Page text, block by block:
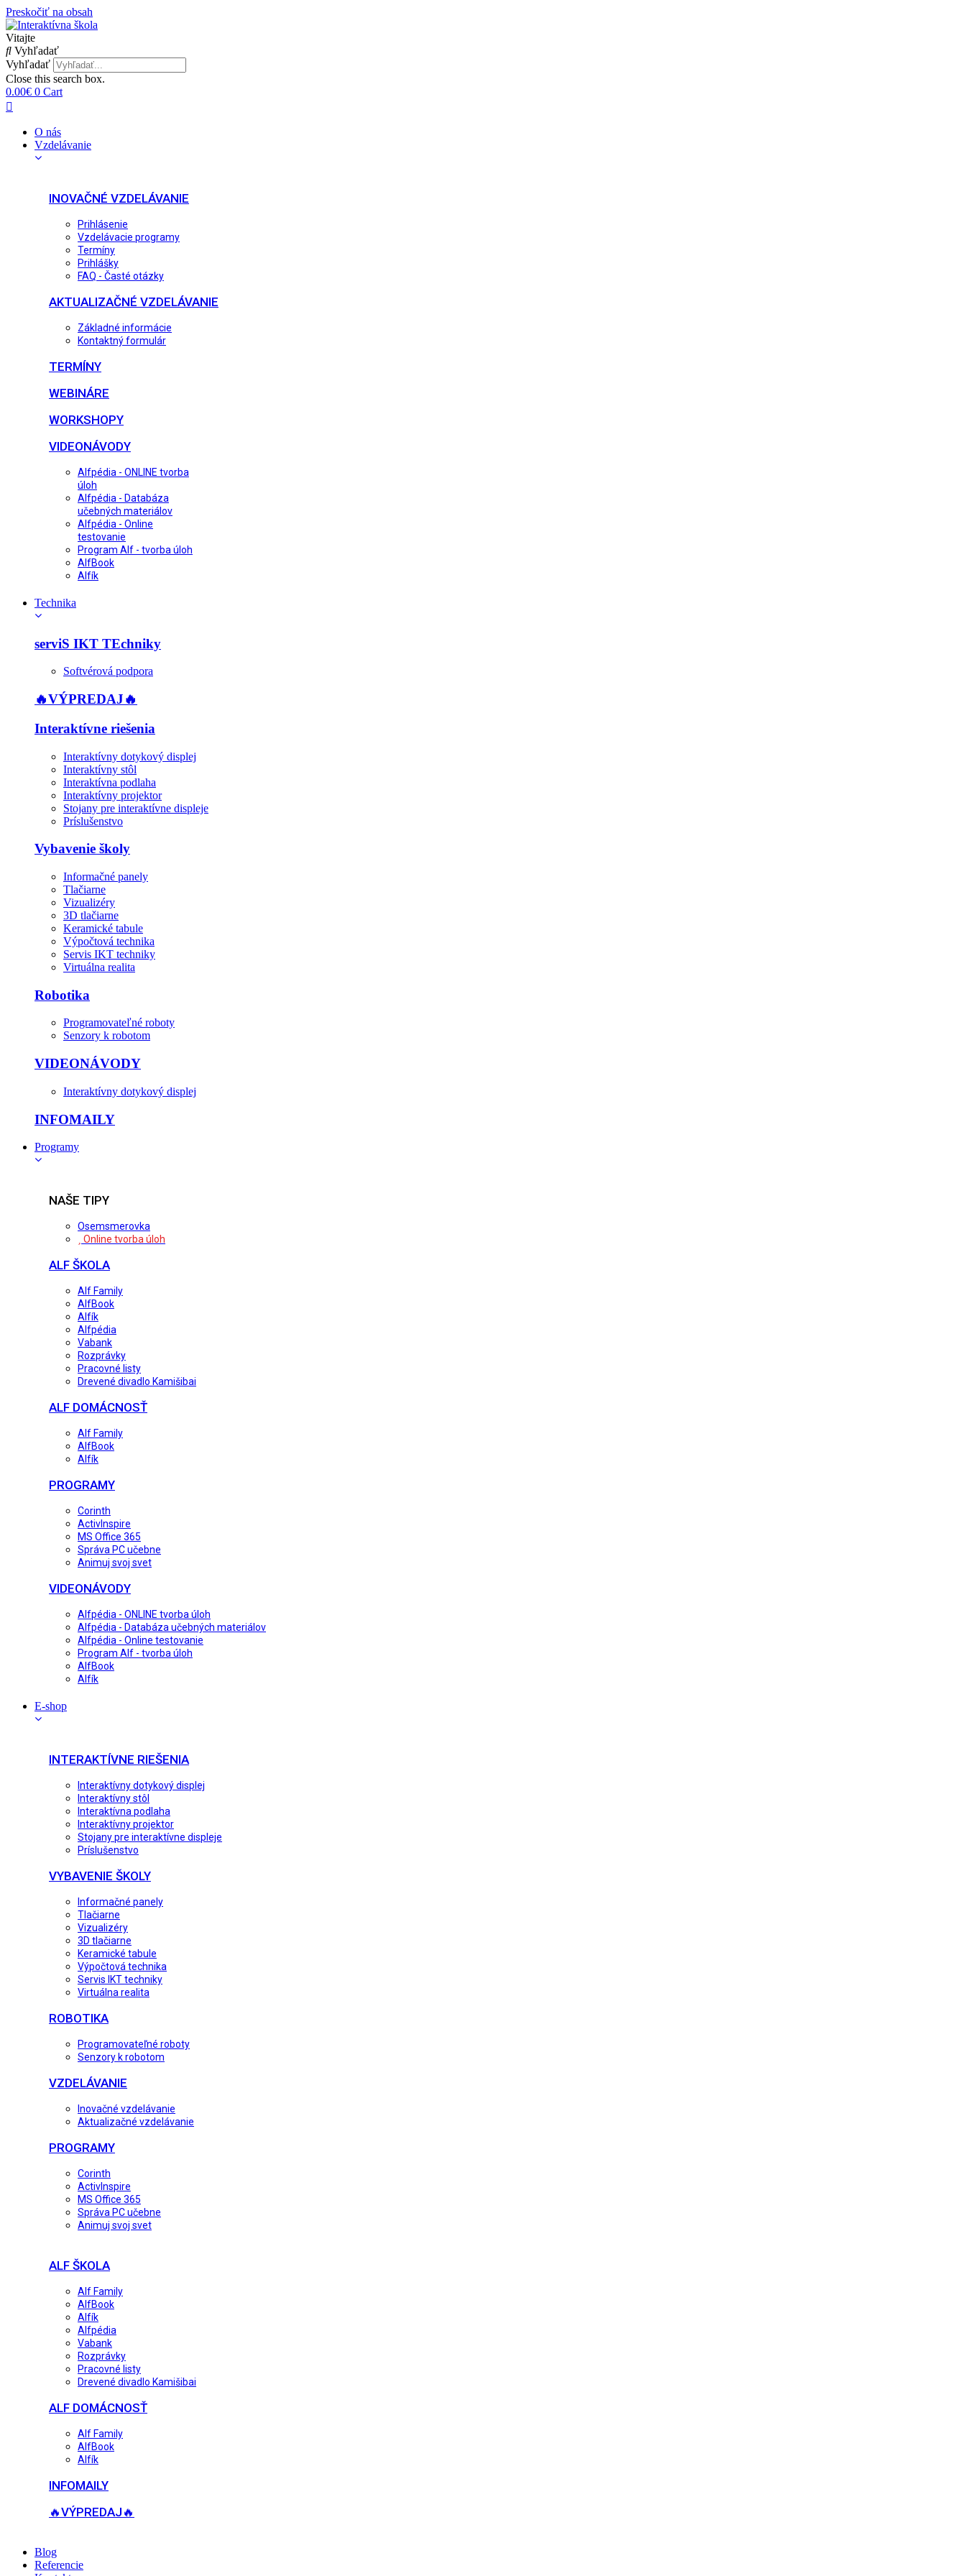
Preskočiť na obsah
Vitajte
Vyhľadať
Vyhľadať
Close this search box.
0.00€ 0 Cart
O nás
Vzdelávanie
INOVAČNÉ VZDELÁVANIE
Prihlásenie
Vzdelávacie programy
Termíny
Prihlášky
FAQ - Časté otázky
AKTUALIZAČNÉ VZDELÁVANIE
Základné informácie
Kontaktný formulár
TERMÍNY
WEBINÁRE
WORKSHOPY
VIDEONÁVODY
Alfpédia - ONLINE tvorba
úloh
Alfpédia - Databáza
učebných materiálov
Alfpédia - Online
testovanie
Program Alf - tvorba úloh
AlfBook
Alfík
Technika
serviS IKT TEchniky
Softvérová podpora
🔥VÝPREDAJ🔥
Interaktívne riešenia
Interaktívny dotykový displej
Interaktívny stôl
Interaktívna podlaha
Interaktívny projektor
Stojany pre interaktívne displeje
Príslušenstvo
Vybavenie školy
Informačné panely
Tlačiarne
Vizualizéry
3D tlačiarne
Keramické tabule
Výpočtová technika
Servis IKT techniky
Virtuálna realita
Robotika
Programovateľné roboty
Senzory k robotom
VIDEONÁVODY
Interaktívny dotykový displej
INFOMAILY
Programy
NAŠE TIPY
Osemsmerovka
Online tvorba úloh
ALF ŠKOLA
Alf Family
AlfBook
Alfík
Alfpédia
Vabank
Rozprávky
Pracovné listy
Drevené divadlo Kamišibai
ALF DOMÁCNOSŤ
Alf Family
AlfBook
Alfík
PROGRAMY
Corinth
ActivInspire
MS Office 365
Správa PC učebne
Animuj svoj svet
VIDEONÁVODY
Alfpédia - ONLINE tvorba úloh
Alfpédia - Databáza učebných materiálov
Alfpédia - Online testovanie
Program Alf - tvorba úloh
AlfBook
Alfík
E-shop
INTERAKTÍVNE RIEŠENIA
Interaktívny dotykový displej
Interaktívny stôl
Interaktívna podlaha
Interaktívny projektor
Stojany pre interaktívne displeje
Príslušenstvo
VYBAVENIE ŠKOLY
Informačné panely
Tlačiarne
Vizualizéry
3D tlačiarne
Keramické tabule
Výpočtová technika
Servis IKT techniky
Virtuálna realita
ROBOTIKA
Programovateľné roboty
Senzory k robotom
VZDELÁVANIE
Inovačné vzdelávanie
Aktualizačné vzdelávanie
PROGRAMY
Corinth
ActivInspire
MS Office 365
Správa PC učebne
Animuj svoj svet
ALF ŠKOLA
Alf Family
AlfBook
Alfík
Alfpédia
Vabank
Rozprávky
Pracovné listy
Drevené divadlo Kamišibai
ALF DOMÁCNOSŤ
Alf Family
AlfBook
Alfík
INFOMAILY
🔥VÝPREDAJ🔥
Blog
Referencie